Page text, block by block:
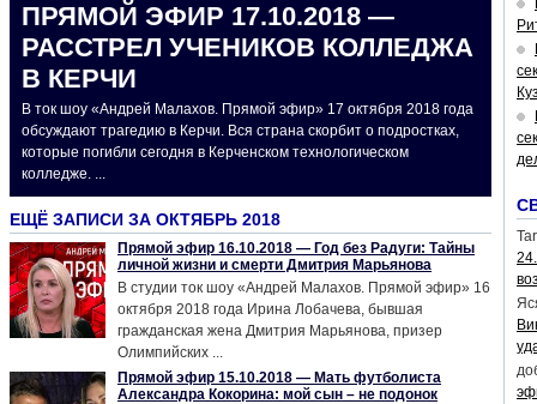
ПРЯМОЙ ЭФИР 17.10.2018 —
РАССТРЕЛ УЧЕНИКОВ КОЛЛЕДЖА
В КЕРЧИ
В ток шоу «Андрей Малахов. Прямой эфир» 17 октября 2018 года
обсуждают трагедию в Керчи. Вся страна скорбит о подростках,
которые погибли сегодня в Керченском технологическом
колледже. ...
ЕЩЁ ЗАПИСИ ЗА ОКТЯБРЬ 2018
Прямой эфир 16.10.2018 — Год без Радуги: Тайны
личной жизни и смерти Дмитрия Марьянова
В студии ток шоу «Андрей Малахов. Прямой эфир» 16
октября 2018 года Ирина Лобачева, бывшая
гражданская жена Дмитрия Марьянова, призер
Олимпийских ...
Прямой эфир 15.10.2018 — Мать футболиста
Александра Кокорина: мой сын – не подонок